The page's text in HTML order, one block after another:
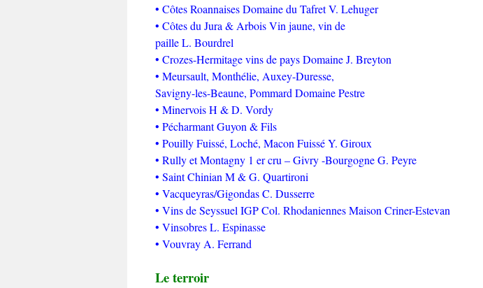
• Côtes Roannaises Domaine du Tafret V. Lehuger
• Côtes du Jura & Arbois Vin jaune, vin de
paille L. Bourdrel
• Crozes-Hermitage vins de pays Domaine J. Breyton
• Meursault, Monthélie, Auxey-Duresse,
Savigny-les-Beaune, Pommard Domaine Pestre
• Minervois H & D. Vordy
• Pécharmant Guyon & Fils
• Pouilly Fuissé, Loché, Macon Fuissé Y. Giroux
• Rully et Montagny 1 er cru – Givry -Bourgogne G. Peyre
• Saint Chinian M & G. Quartironi
• Vacqueyras/Gigondas C. Dusserre
• Vins de Seyssuel IGP Col. Rhodaniennes Maison Criner-Estevan
• Vinsobres L. Espinasse
• Vouvray A. Ferrand
Le terroir